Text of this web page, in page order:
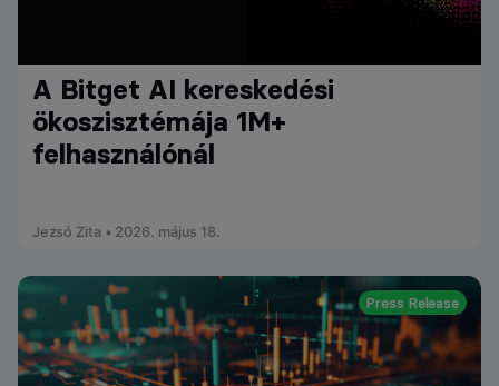
A Bitget AI kereskedési
ökoszisztémája 1M+
felhasználónál
Jezsó Zita • 2026. május 18.
Press Release